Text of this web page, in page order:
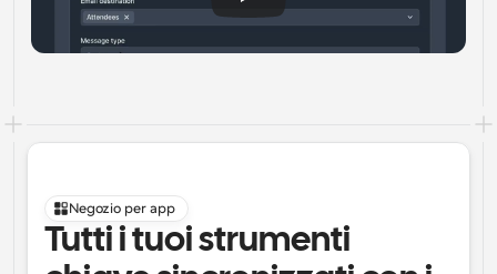
Negozio per app
Tutti i tuoi strumenti